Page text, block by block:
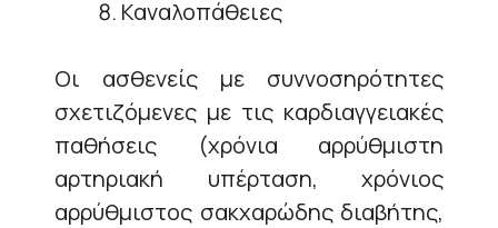
Καναλοπάθειες
Οι ασθενείς με συννοσηρότητες
σχετιζόμενες με τις καρδιαγγειακές
παθήσεις (χρόνια αρρύθμιστη
αρτηριακή υπέρταση, χρόνιος
αρρύθμιστος σακχαρώδης διαβήτης,